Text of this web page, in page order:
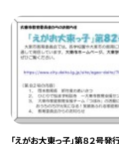
「えがお大東っ子」第８２号発